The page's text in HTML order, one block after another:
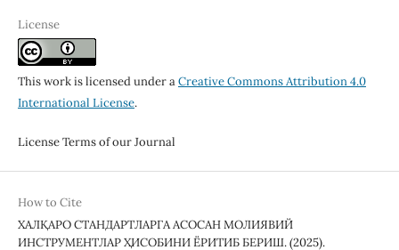
License
This work is licensed under aCreative Commons Attribution 4.0
International License.
License Terms of our Journal
How to Cite
ХАЛҚАРО СТАНДАРТЛАРГА АСОСАН МОЛИЯВИЙ
ИНСТРУМЕНТЛАР ҲИСОБИНИ ЁРИТИБ БЕРИШ. (2025).